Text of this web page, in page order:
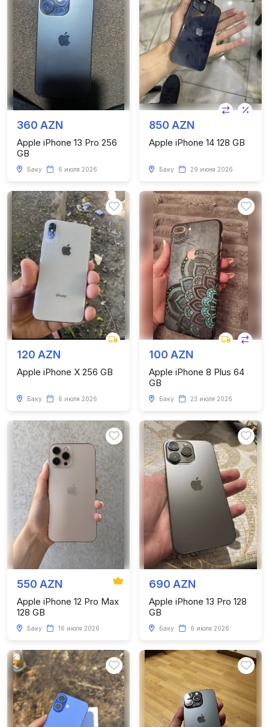
360 AZN
Apple iPhone 13 Pro 256
GB
Баку 6 июля 2026
850 AZN
Apple iPhone 14 128 GB
Баку 29 июня 2026
120 AZN
Apple iPhone X 256 GB
Баку 6 июля 2026
100 AZN
Apple iPhone 8 Plus 64
GB
Баку 23 июля 2026
550 AZN
Apple iPhone 12 Pro Max
128 GB
Баку 16 июля 2026
690 AZN
Apple iPhone 13 Pro 128
GB
Баку 6 июля 2026